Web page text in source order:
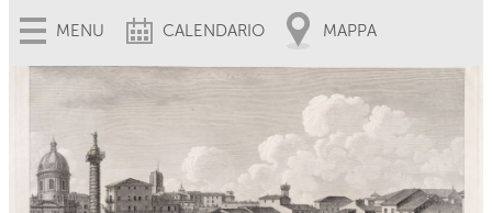
MENU CALENDARIO MAPPA